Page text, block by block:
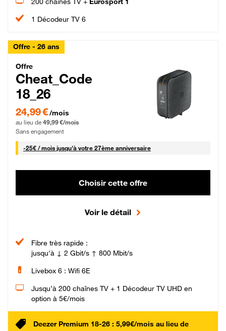
1 Décodeur TV 6
Offre - 26 ans
Cheat_Code Fibre_18_26
Offre
Cheat_Code
18_26
24,99 € par mois pendant 0 mois puis 49,99 € par mois, Sans engagement
24,99 €/mois
au lieu de 49,99 €/mois
Sans engagement
-25€ / mois25 € par mois
jusqu'à votre 27ème anniversaire
Choisir cette offre
Voir le détail
Fibre très rapide :
jusqu'à ↓ 2 Gbit/s ↑ 800 Mbit/s
Livebox 6 : Wifi 6E
Jusqu’à 200 chaînes TV + 1 Décodeur TV UHD en
option à 5€/mois
Deezer Premium 18-26 : 5,99€/mois au lieu de